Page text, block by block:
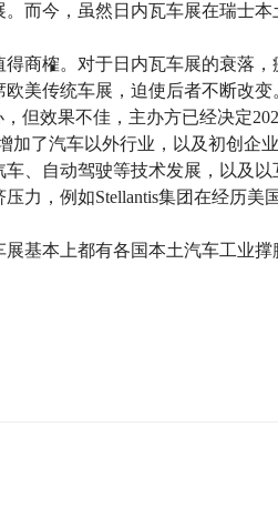
而今，虽然日内瓦车展在瑞士
商榷。对于日内瓦车展的衰落，
美传统车展，迫使后者不断改
但效果不佳，主办方已经决定
了汽车以外行业，以及初创企
、自动驾驶等技术发展，以及以
力，例如Stellantis集团在经历美
基本上都有各国本土汽车工业